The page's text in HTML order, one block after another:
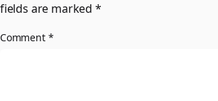
fields are marked *
Comment *